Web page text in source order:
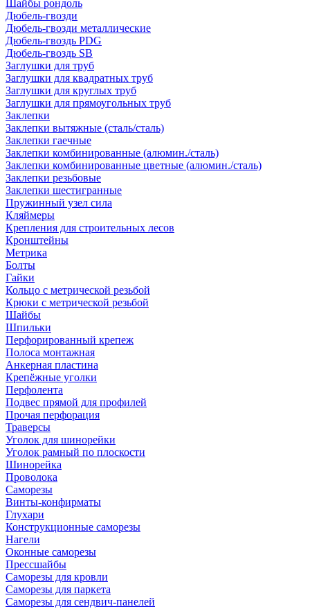
Шайбы рондоль
Дюбель-гвозди
Дюбель-гвозди металлические
Дюбель-гвоздь PDG
Дюбель-гвоздь SB
Заглушки для труб
Заглушки для квадратных труб
Заглушки для круглых труб
Заглушки для прямоугольных труб
Заклепки
Заклепки вытяжные (сталь/сталь)
Заклепки гаечные
Заклепки комбинированные (алюмин./сталь)
Заклепки комбинированные цветные (алюмин./сталь)
Заклепки резьбовые
Заклепки шестигранные
Пружинный узел сила
Кляймеры
Крепления для строительных лесов
Кронштейны
Метрика
Болты
Гайки
Кольцо с метрической резьбой
Крюки с метрической резьбой
Шайбы
Шпильки
Перфорированный крепеж
Полоса монтажная
Анкерная пластина
Крепёжные уголки
Перфолента
Подвес прямой для профилей
Прочая перфорация
Траверсы
Уголок для шинорейки
Уголок рамный по плоскости
Шинорейка
Проволока
Саморезы
Винты-конфирматы
Глухари
Конструкционные саморезы
Нагели
Оконные саморезы
Прессшайбы
Саморезы для кровли
Саморезы для паркета
Саморезы для сендвич-панелей